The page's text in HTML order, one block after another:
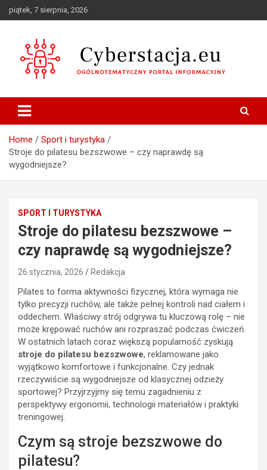
Skip
to
piątek, 7 sierpnia, 2026
Cyberstacja.eu
Home
Sport i turystyka
Stroje do pilatesu bezszwowe – czy naprawdę są
wygodniejsze?
SPORT I TURYSTYKA
Stroje do pilatesu bezszwowe –
czy naprawdę są wygodniejsze?
26 stycznia, 2026 Redakcja
Pilates to forma aktywności fizycznej, która wymaga nie
tylko precyzji ruchów, ale także pełnej kontroli nad ciałem i
oddechem. Właściwy strój odgrywa tu kluczową rolę – nie
może krępować ruchów ani rozpraszać podczas ćwiczeń.
W ostatnich latach coraz większą popularność zyskują
stroje do pilatesu bezszwowe, reklamowane jako
wyjątkowo komfortowe i funkcjonalne. Czy jednak
rzeczywiście są wygodniejsze od klasycznej odzieży
sportowej? Przyjrzyjmy się temu zagadnieniu z
perspektywy ergonomii, technologii materiałów i praktyki
treningowej.
Czym są stroje bezszwowe do
pilatesu?